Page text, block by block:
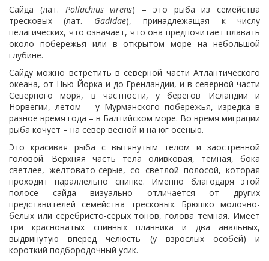
Сайда (лат. Pollachius virens) – это рыба из семейства
тресковых (лат. Gadidae), принадлежащая к числу
пелагических, что означает, что она предпочитает плавать
около побережья или в открытом море на небольшой
глубине.
Сайду можно встретить в северной части Атлантического
океана, от Нью-Йорка и до Гренландии, и в северной части
Северного моря, в частности, у берегов Исландии и
Норвегии, летом – у Мурманского побережья, изредка в
разное время года – в Балтийском море. Во время миграции
рыба кочует – на север весной и на юг осенью.
Это красивая рыба с вытянутым телом и заостренной
головой. Верхняя часть тела оливковая, темная, бока
светлее, желтовато-серые, со светлой полосой, которая
проходит параллельно спинке. Именно благодаря этой
полосе сайда визуально отличается от других
представителей семейства тресковых. Брюшко молочно-
белых или серебристо-серых тонов, голова темная. Имеет
три красноватых спинных плавника и два анальных,
выдвинутую вперед челюсть (у взрослых особей) и
короткий подбородочный усик.